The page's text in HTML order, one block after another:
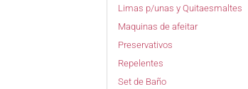
Limas p/unas y Quitaesmaltes
Maquinas de afeitar
Preservativos
Repelentes
Set de Baño